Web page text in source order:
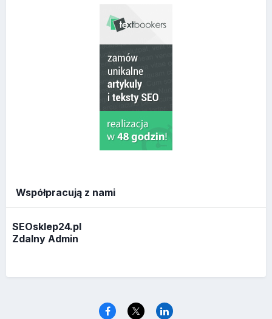
Współpracują z nami
SEOsklep24.pl
Zdalny Admin